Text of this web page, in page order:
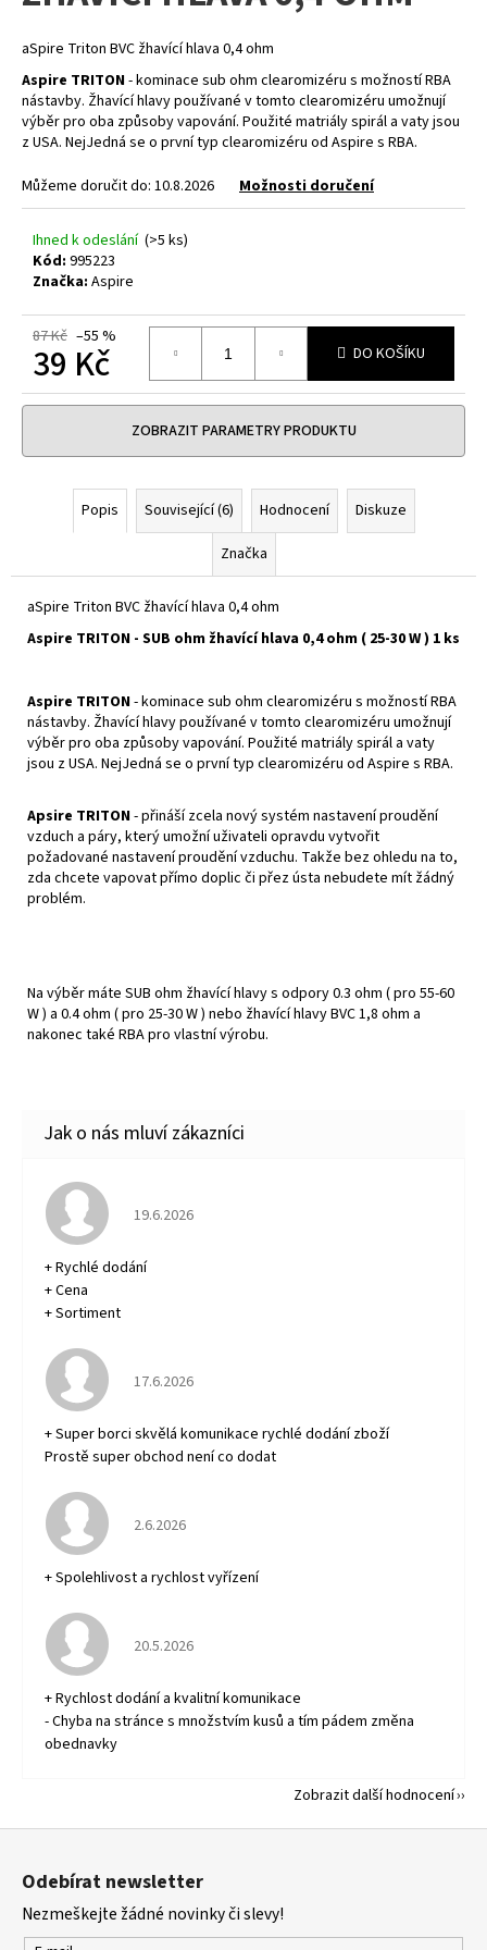
hvězdiček.
aSpire Triton BVC žhavící hlava 0,4 ohm
Aspire TRITON- kominace sub ohm clearomizéru s možností RBA
nástavby. Žhavící hlavy používané v tomto clearomizéru umožnují
výběr pro oba způsoby vapování. Použité matriály spirál a vaty jsou
z USA. NejJedná se o první typ clearomizéru od Aspire s RBA.
Můžeme doručit do: 10.8.2026 Možnosti doručení
Ihned k odeslání (>5 ks)
Kód: 995223
Značka: Aspire
87 Kč –55 %
39 Kč
Měrná
cena:
DO KOŠÍKU
ZOBRAZIT PARAMETRY PRODUKTU
Popis Související (6) Hodnocení
Diskuze
Značka
aSpire Triton BVC žhavící hlava 0,4 ohm
Aspire TRITON - SUB ohm žhavící hlava 0,4 ohm ( 25-30 W ) 1 ks
Aspire TRITON- kominace sub ohm clearomizéru s možností RBA
nástavby. Žhavící hlavy používané v tomto clearomizéru umožnují
výběr pro oba způsoby vapování. Použité matriály spirál a vaty
jsou z USA. NejJedná se o první typ clearomizéru od Aspire s RBA.
Apsire TRITON- přináší zcela nový systém nastavení proudění
vzduch a páry, který umožní uživateli opravdu vytvořit
požadované nastavení proudění vzduchu. Takže bez ohledu na to,
zda chcete vapovat přímo doplic či přez ústa nebudete mít žádný
problém.
Na výběr máte SUB ohm žhavící hlavy s odpory 0.3 ohm ( pro 55-60
W ) a 0.4 ohm ( pro 25-30 W ) nebo žhavící hlavy BVC 1,8 ohm a
nakonec také RBA pro vlastní výrobu.
Hodnocení obchodu je 5 z 5 hvězdiček.
19.6.2026
+ Rychlé dodání
+ Cena
+ Sortiment
Hodnocení obchodu je 5 z 5 hvězdiček.
17.6.2026
+ Super borci skvělá komunikace rychlé dodání zboží
Prostě super obchod není co dodat
Hodnocení obchodu je 5 z 5 hvězdiček.
2.6.2026
+ Spolehlivost a rychlost vyřízení
Hodnocení obchodu je 5 z 5 hvězdiček.
20.5.2026
+ Rychlost dodání a kvalitní komunikace
- Chyba na stránce s množstvím kusů a tím pádem změna
obednavky
Zobrazit další hodnocení
j
í
t
?
HLEDAT
D
o
p
u
m
e
MENTOL
10ML
6MG
159
Kč
195
Kč
Z
Odebírat newsletter
Nezmeškejte žádné novinky či slevy!